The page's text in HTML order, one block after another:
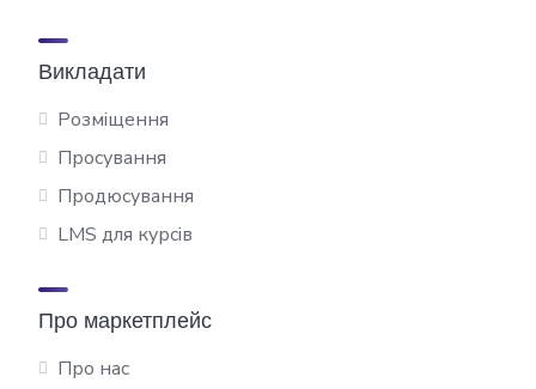
Викладати
Розміщення
Просування
Продюсування
LMS для курсів
Про маркетплейс
Про нас